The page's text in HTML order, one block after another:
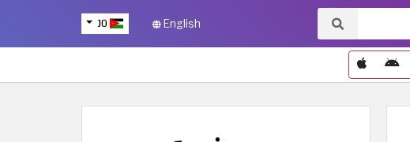
JO English